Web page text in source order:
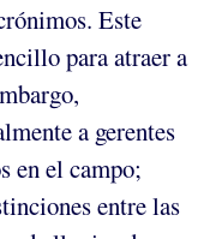
Este
para atraer a
a gerentes
en el campo;
entre las